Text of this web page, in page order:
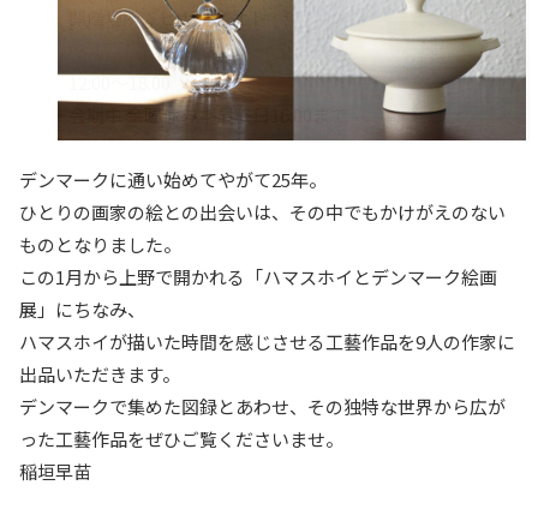
開催場所：ヒナタノオト
12:00～18:00
会期中 金曜休み｜最終日16:00まで
デンマークに通い始めてやがて25年。
ひとりの画家の絵との出会いは、その中でもかけがえのない
ものとなりました。
この1月から上野で開かれる「ハマスホイとデンマーク絵画
展」にちなみ、
ハマスホイが描いた時間を感じさせる工藝作品を9人の作家に
出品いただきます。
デンマークで集めた図録とあわせ、その独特な世界から広が
った工藝作品をぜひご覧くださいませ。
稲垣早苗